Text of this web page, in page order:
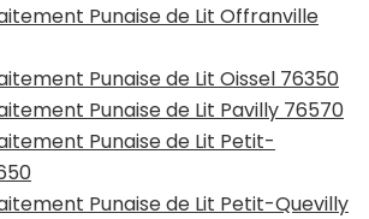
Punaise de Lit Offranville
Punaise de Lit Oissel 76350
Punaise de Lit Pavilly 76570
Punaise de Lit Petit-
Punaise de Lit Petit-Quevilly